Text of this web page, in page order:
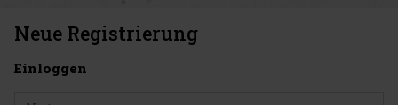
Neue Registrierung
Einloggen